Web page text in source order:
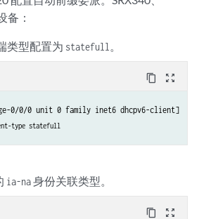
备：
类型配置为 statefull 。
content_copy zoom_out_map
0/0/0 unit 0 family inet6 dhcpv6-client]
type statefull
ia-na身份关联类型。
content_copy zoom_out_map